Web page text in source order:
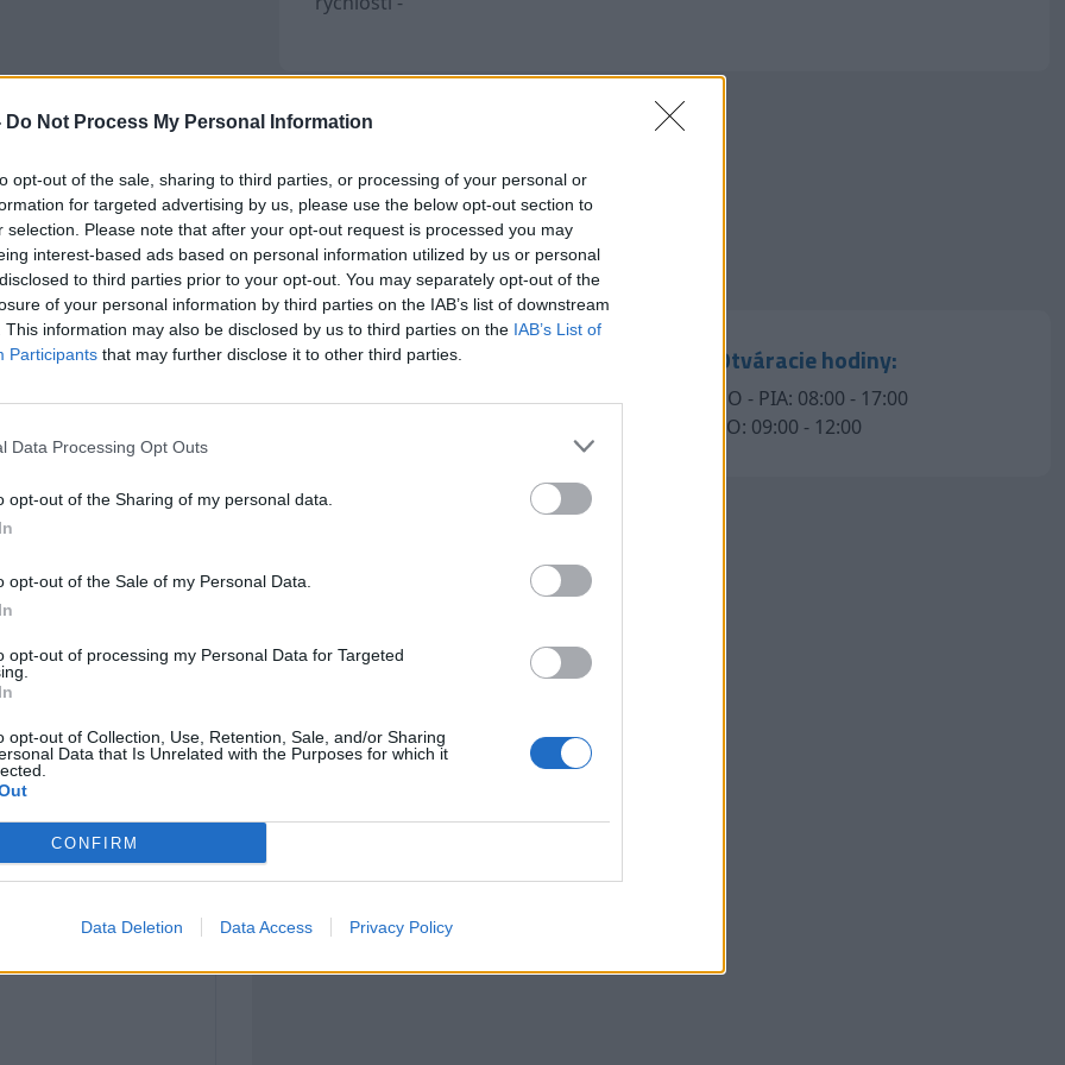
Do Not Process My Personal Information
opt-out of the sale, sharing to third parties, or processing of your personal or
for targeted advertising by us, please use the below opt-out section to
selection. Please note that after your opt-out request is processed you may
interest-based ads based on personal information utilized by us or personal
to third parties prior to your opt-out. You may separately opt-out of the
of your personal information by third parties on the IAB’s list of downstream
This information may also be disclosed by us to third parties on the IAB’s List of
Participants that may further disclose it to other third parties.
Data Processing Opt Outs
opt-out of the Sharing of my personal data.
opt-out of the Sale of my Personal Data.
opt-out of processing my Personal Data for Targeted
opt-out of Collection, Use, Retention, Sale, and/or Sharing
Data that Is Unrelated with the Purposes for which it
CONFIRM
Data Deletion Data Access Privacy Policy
Kontakt
AUTO100 spol. s r.o.
Petrovianska 49
Otváracie hodiny:
PO - PIA: 08:00 - 17:00
SO: 09:00 - 12:00